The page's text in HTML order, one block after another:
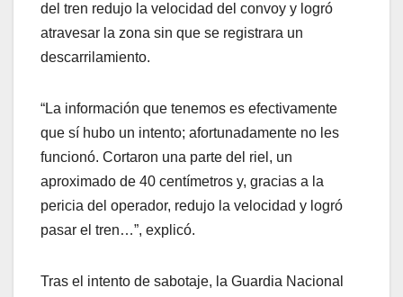
del tren redujo la velocidad del convoy y logró
atravesar la zona sin que se registrara un
descarrilamiento.
“La información que tenemos es efectivamente
que sí hubo un intento; afortunadamente no les
funcionó. Cortaron una parte del riel, un
aproximado de 40 centímetros y, gracias a la
pericia del operador, redujo la velocidad y logró
pasar el tren…”, explicó.
Tras el intento de sabotaje, la Guardia Nacional